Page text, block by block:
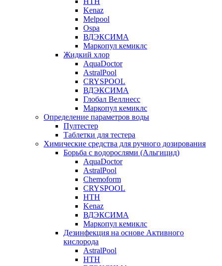
Kenaz
Melpool
Ospa
ВДЭКСИМА
Маркопул кемиклс
Жидкий хлор
AquaDoctor
AstralPool
CRYSPOOL
ВДЭКСИМА
Глобал Веллнесс
Маркопул кемиклс
Определение параметров воды
Пултестер
Таблетки для тестера
Химические средства для ручного дозирования
Борьба с водорослями (Альгицид)
AquaDoctor
AstralPool
Chemoform
CRYSPOOL
HTH
Kenaz
ВДЭКСИМА
Маркопул кемиклс
Дезинфекция на основе Активного
кислорода
AstralPool
HTH